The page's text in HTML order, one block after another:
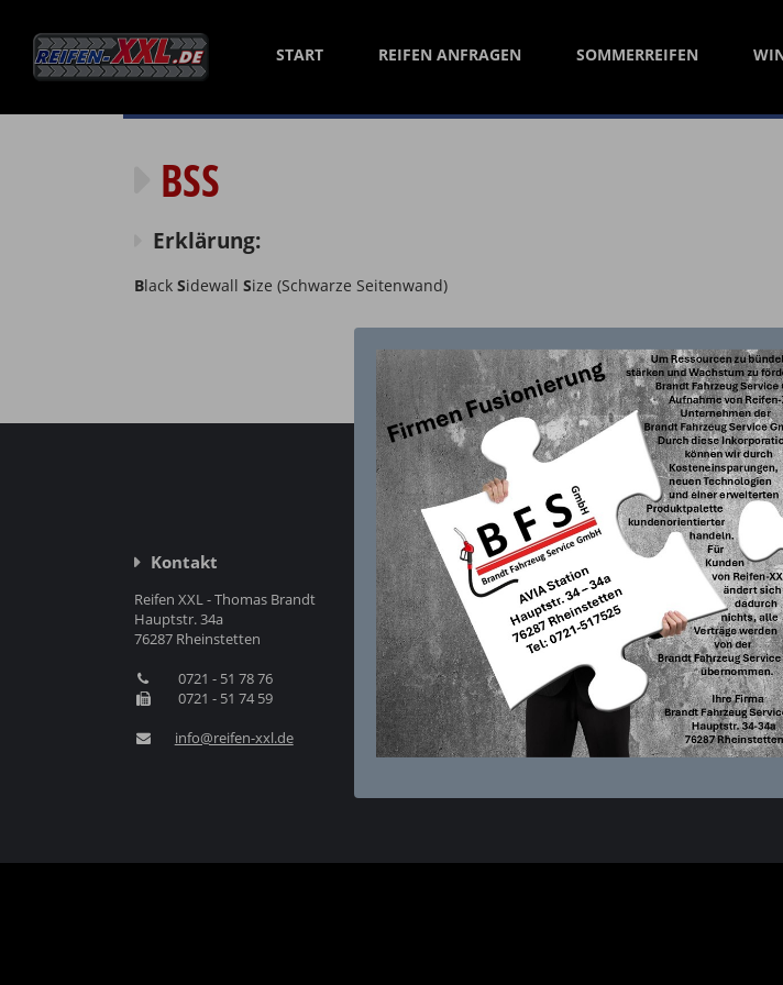
START REIFEN ANFRAGEN SOMMERREIFEN
BSS
Erklärung:
Black Sidewall Size (Schwarze Seitenwand)
Kontakt
Reifen XXL - Thomas Brandt
Hauptstr. 34a
76287 Rheinstetten
0721 - 51 78 76
0721 - 51 74 59
info@reifen-xxl.de
Unsere Reifen-Kompetenz
Sommerreifen kaufen
Winterreifen kaufen
Allwetterreifen kaufen
Felgen kaufen
Reifen-Montage